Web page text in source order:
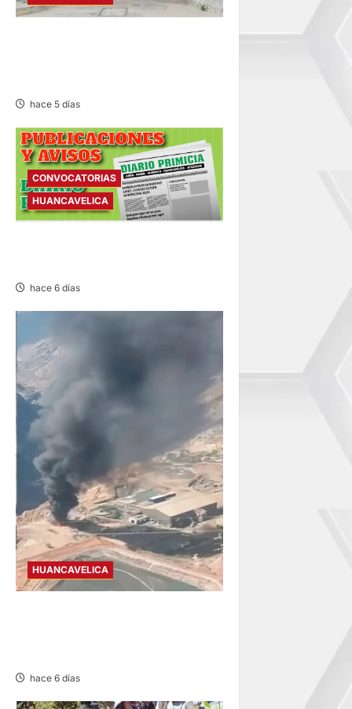
hace 5 días
CONVOCATORIAS
HUANCAVELICA
hace 6 días
HUANCAVELICA
hace 6 días